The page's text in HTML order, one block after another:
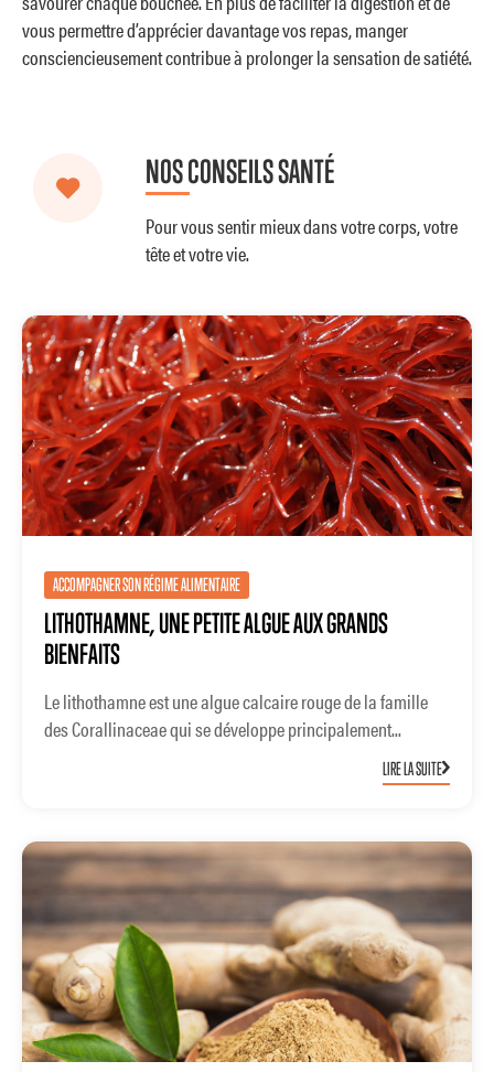
vous permettre d’apprécier davantage vos repas, manger
consciencieusement contribue à prolonger la sensation de satiété.
NOS CONSEILS SANTÉ
Pour vous sentir mieux dans votre corps, votre
tête et votre vie.
ACCOMPAGNER SON RÉGIME ALIMENTAIRE
LITHOTHAMNE, UNE PETITE ALGUE AUX GRANDS
BIENFAITS
Le lithothamne est une algue calcaire rouge de la famille
des Corallinaceae qui se développe principalement...
LIRE LA SUITE